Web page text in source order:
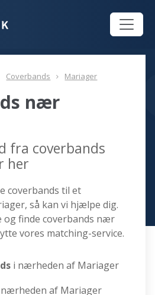
Coverbands Mariager
nær
fra coverbands
her
coverbands til et
så kan vi hjælpe dig.
og finde coverbands nær
vores matching-service.
i nærheden af Mariager
af Mariager